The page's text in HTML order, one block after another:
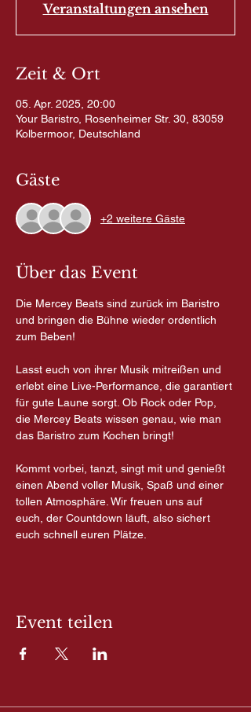
Veranstaltungen ansehen
Zeit & Ort
05. Apr. 2025, 20:00
Your Baristro, Rosenheimer Str. 30, 83059
Kolbermoor, Deutschland
Gäste
+2 weitere Gäste
Über das Event
Die Mercey Beats sind zurück im Baristro
und bringen die Bühne wieder ordentlich
zum Beben!
Lasst euch von ihrer Musik mitreißen und
erlebt eine Live-Performance, die garantiert
für gute Laune sorgt. Ob Rock oder Pop,
die Mercey Beats wissen genau, wie man
das Baristro zum Kochen bringt!
Kommt vorbei, tanzt, singt mit und genießt
einen Abend voller Musik, Spaß und einer
tollen Atmosphäre. Wir freuen uns auf
euch, der Countdown läuft, also sichert
euch schnell euren Plätze.
Event teilen